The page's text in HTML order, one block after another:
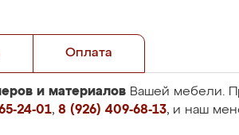
Оплата
и материалов Вашей мебели.
24-01, 8 (926) 409-68-13, и наш